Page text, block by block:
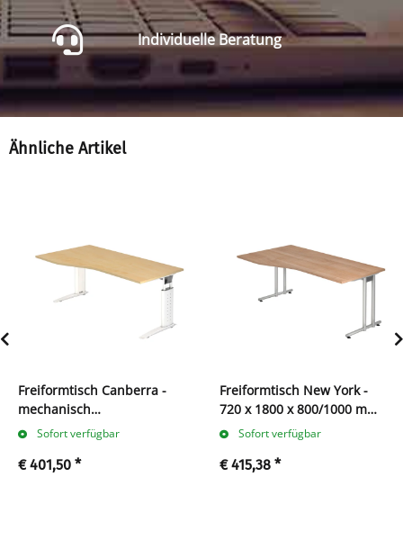
Individuelle Beratung
Ähnliche Artikel
Freiformtisch Canberra -
mechanisch
höhenverstellbar - C-Fuß
Sofort verfügbar
€ 401,50 *
Freiformtisch New York -
720 x 1800 x 800/1000 mm
- C-FußSofort verfügbar
€ 415,38 *